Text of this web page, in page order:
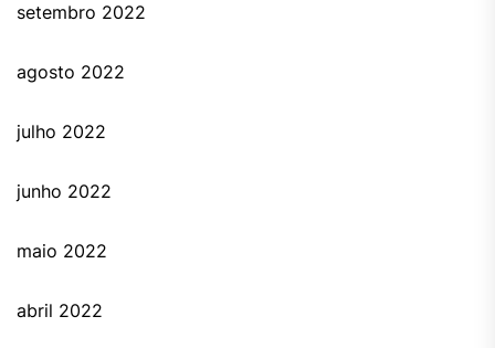
setembro 2022
agosto 2022
julho 2022
junho 2022
maio 2022
abril 2022